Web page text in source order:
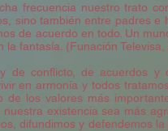
frecuencia nuestro trato
sino también entre padres e
de acuerdo en todo. Un
fantasía. (Funación Televisa,
conflicto, de acuerdos y
en armonía y todos
los valores más
existencia sea más
difundimos y defendemos